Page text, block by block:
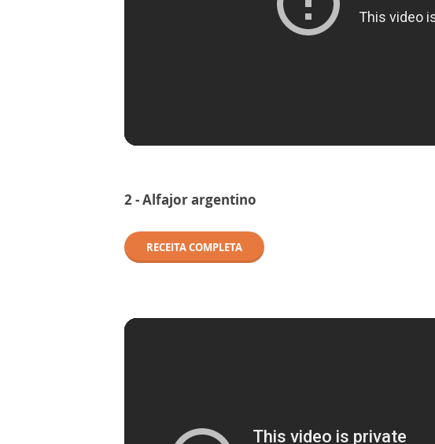
2 - Alfajor argentino
RECEITA COMPLETA